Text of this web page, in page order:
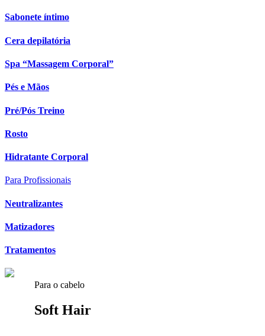
Sabonete íntimo
Cera depilatória
Spa “Massagem Corporal”
Pés e Mãos
Pré/Pós Treino
Rosto
Hidratante Corporal
Para Profissionais
Neutralizantes
Matizadores
Tratamentos
Para o cabelo
Soft Hair